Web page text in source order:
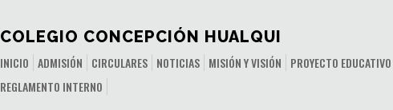
COLEGIO CONCEPCIÓN HUALQUI
INICIO ADMISIÓN CIRCULARES NOTICIAS MISIÓN Y VISIÓN
PROYECTO EDUCATIVO
REGLAMENTO INTERNO